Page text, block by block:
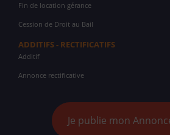
Fin de location gérance
Cession de Droit au Bail
ADDITIFS - RECTIFICATIFS
Additif
Annonce rectificative
Je publie mon